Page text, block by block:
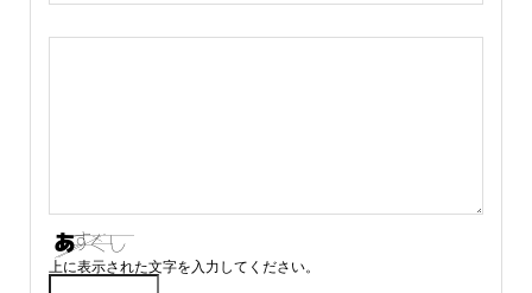
上に表示された文字を入力してください。